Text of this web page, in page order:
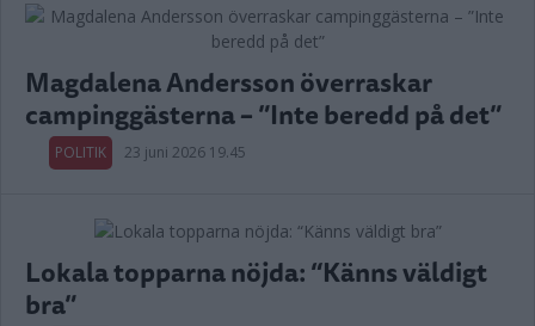
Magdalena Andersson överraskar
campinggästerna – ”Inte beredd på det”
POLITIK 23 juni 2026 19.45
Lokala topparna nöjda: “Känns väldigt
bra”